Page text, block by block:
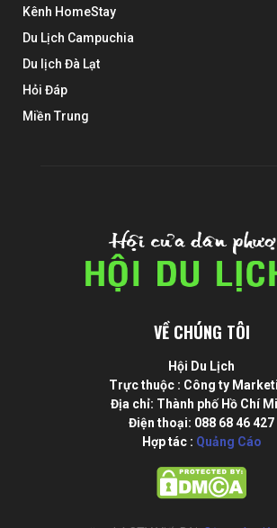
Kênh HomeStay
Du Lịch Campuchia
Du lịch Đà Lạt
Hỏi Đáp
Miền Trung
VỀ CHÚNG TÔI
Hội Du Lịch
Trực thuộc : Công ty
Địa chỉ: Thành phố Hồ Chí
Điện thoại: 088 68 46 427
Hợp tác : Quảng Cáo